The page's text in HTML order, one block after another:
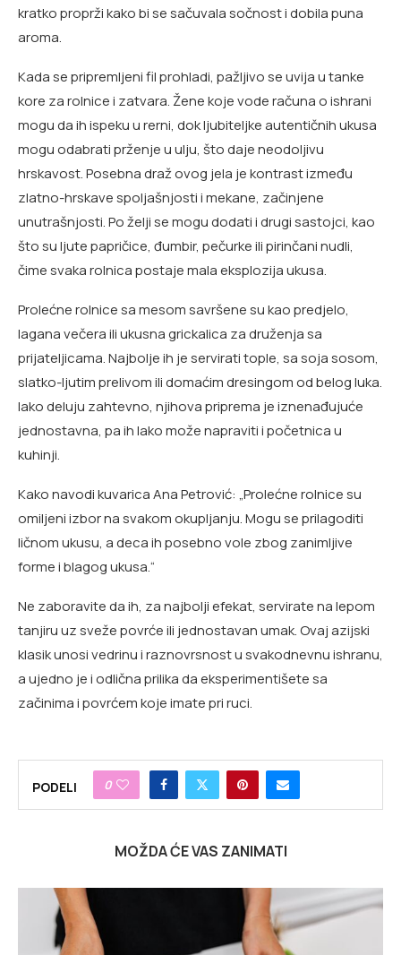
kratko proprži kako bi se sačuvala sočnost i dobila puna
aroma.
Kada se pripremljeni fil prohladi, pažljivo se uvija u tanke
kore za rolnice i zatvara. Žene koje vode računa o ishrani
mogu da ih ispeku u rerni, dok ljubiteljke autentičnih ukusa
mogu odabrati prženje u ulju, što daje neodoljivu
hrskavost. Posebna draž ovog jela je kontrast između
zlatno-hrskave spoljašnjosti i mekane, začinjene
unutrašnjosti. Po želji se mogu dodati i drugi sastojci, kao
što su ljute papričice, đumbir, pečurke ili pirinčani nudli,
čime svaka rolnica postaje mala eksplozija ukusa.
Prolećne rolnice sa mesom savršene su kao predjelo,
lagana večera ili ukusna grickalica za druženja sa
prijateljicama. Najbolje ih je servirati tople, sa soja sosom,
slatko-ljutim prelivom ili domaćim dresingom od belog luka.
Iako deluju zahtevno, njihova priprema je iznenađujuće
jednostavna, pa ih lako može napraviti i početnica u
kuhinji.
Kako navodi kuvarica Ana Petrović: „Prolećne rolnice su
omiljeni izbor na svakom okupljanju. Mogu se prilagoditi
ličnom ukusu, a deca ih posebno vole zbog zanimljive
forme i blagog ukusa.“
Ne zaboravite da ih, za najbolji efekat, servirate na lepom
tanjiru uz sveže povrće ili jednostavan umak. Ovaj azijski
klasik unosi vedrinu i raznovrsnost u svakodnevnu ishranu,
a ujedno je i odlična prilika da eksperimentišete sa
začinima i povrćem koje imate pri ruci.
PODELI 0
MOŽDA ĆE VAS ZANIMATI